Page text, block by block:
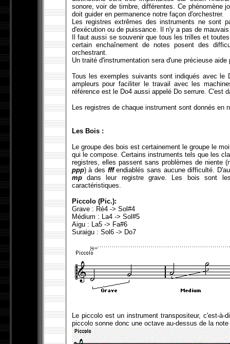
sonore, voir de timbre, différentes. Ce phénomène
doit guider en permanence notre façon d'orchestrer.
Les registres extrêmes des instruments ne sont
d'exécution ou de puissance. Il n'y a pas de
Il faut aussi se souvenir que tous les trilles et
certain enchaînement de notes posent des
orchestrant.
Un traité d'instrumentation sera d'une précieuse
Tous les exemples suivants sont indiqués avec le
ampleurs pour faciliter le travail avec les
référence est le Do4 aussi appelé Do serrure. C'est
Les registres de chaque instrument sont donnés en
Les Bois :
Le groupe des bois est certainement le groupe le
qui le compose. Certains instruments tels que les
registres, elles passent sans problèmes de niente
ppp) à des fff endiablés sans aucune difficulté.
mpdans leur registre grave. Les bois sont
caractéristiques.
Piccolo (Pic.):
Grave : Ré4 -> Sol#4
Médium : La4 -> Sol#5
Aigu : La5 -> Fa#6
Suraigu : Sol6 -> Do7
Le piccolo est un instrument transpositeur, c'est-
piccolo sonne donc une octave au-dessus de la